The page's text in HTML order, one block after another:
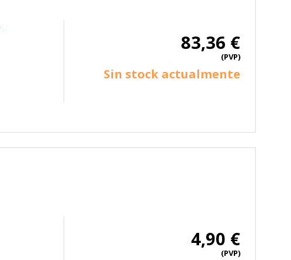
83,36 €
(PVP)
Sin stock actualmente
4,90 €
(PVP)